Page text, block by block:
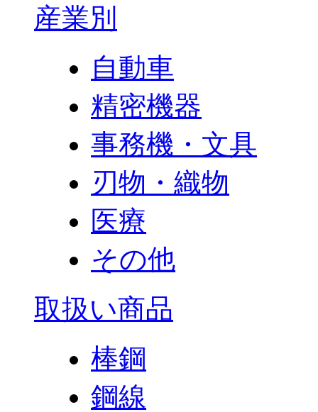
産業別
自動車
精密機器
事務機・文具
刃物・織物
医療
その他
取扱い商品
棒鋼
鋼線